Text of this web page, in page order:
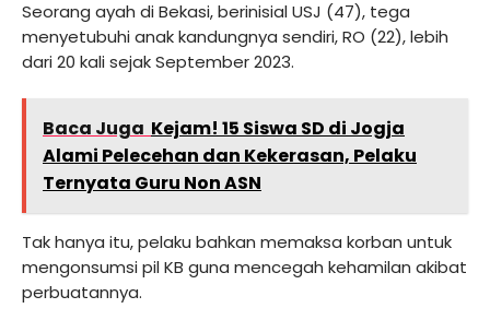
Seorang ayah di Bekasi, berinisial USJ (47), tega
menyetubuhi anak kandungnya sendiri, RO (22), lebih
dari 20 kali sejak September 2023.
Baca Juga Kejam! 15 Siswa SD di Jogja
Alami Pelecehan dan Kekerasan, Pelaku
Ternyata Guru Non ASN
Tak hanya itu, pelaku bahkan memaksa korban untuk
mengonsumsi pil KB guna mencegah kehamilan akibat
perbuatannya.